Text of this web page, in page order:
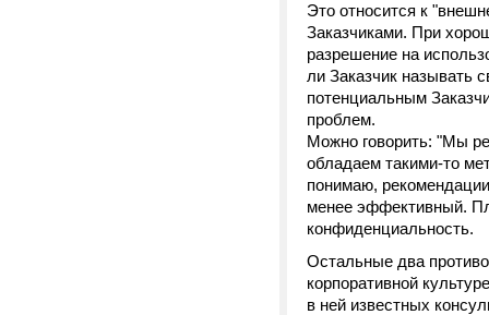
Это относится к
Заказчиками. При
разрешение на
ли Заказчик называть
потенциальным
проблем.
Можно говорить: "Мы
обладаем такими-то
понимаю,
менее эффективный.
конфиденциальность.
Остальные два
корпоративной
в ней известных